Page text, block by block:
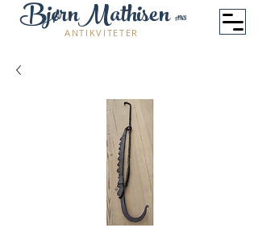
BjørnMathisen
ANTIKVITETER
ANS